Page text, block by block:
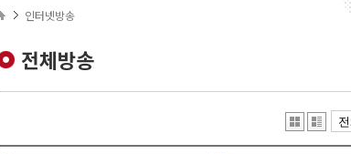
인터넷방송
전체방송